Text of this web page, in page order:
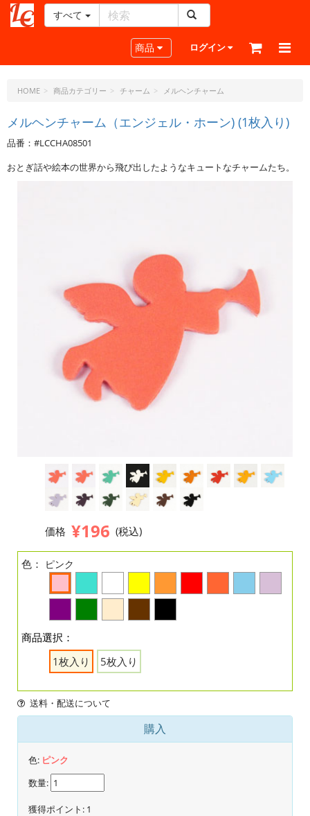
ー
ラ
ト・
ド
ッ
ト・
すべて
Toggle navigation
商品 ログイン
HOME 商品カテゴリー チャーム メルヘンチャーム
メルヘンチャーム（エンジェル・ホーン) (1枚入り)
品番：#LCCHA08501
おとぎ話や絵本の世界から飛び出したようなキュートなチャームたち。
価格 ¥196 (税込)
色： ピンク
商品選択：
1枚入り
5枚入り
送料・配送について
購入
色: ピンク
数量:
獲得ポイント: 1